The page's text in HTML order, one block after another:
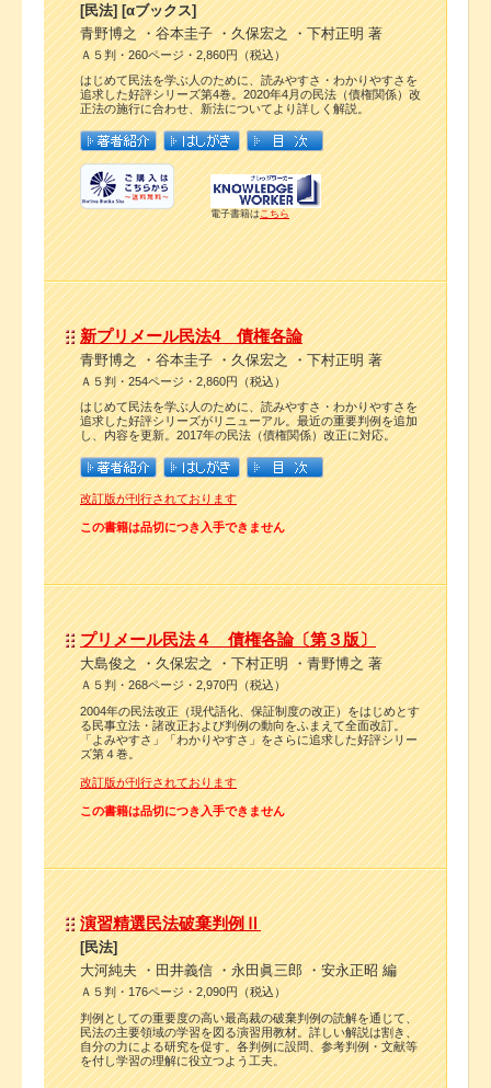
[民法] [αブックス]
青野博之 ・谷本圭子 ・久保宏之 ・下村正明 著
Ａ５判・260ページ・2,860円（税込）
はじめて民法を学ぶ人のために、読みやすさ・わかりやすさを
追求した好評シリーズ第4巻。2020年4月の民法（債権関係）改
正法の施行に合わせ、新法についてより詳しく解説。
電子書籍はこちら
新プリメール民法4 債権各論
青野博之 ・谷本圭子 ・久保宏之 ・下村正明 著
Ａ５判・254ページ・2,860円（税込）
はじめて民法を学ぶ人のために、読みやすさ・わかりやすさを
追求した好評シリーズがリニューアル。最近の重要判例を追加
し、内容を更新。2017年の民法（債権関係）改正に対応。
改訂版が刊行されております
この書籍は品切につき入手できません
プリメール民法４ 債権各論〔第３版〕
大島俊之 ・久保宏之 ・下村正明 ・青野博之 著
Ａ５判・268ページ・2,970円（税込）
2004年の民法改正（現代語化、保証制度の改正）をはじめとす
る民事立法・諸改正および判例の動向をふまえて全面改訂。
「よみやすさ」「わかりやすさ」をさらに追求した好評シリー
ズ第４巻。
改訂版が刊行されております
この書籍は品切につき入手できません
演習精選民法破棄判例Ⅱ
[民法]
大河純夫 ・田井義信 ・永田眞三郎 ・安永正昭 編
Ａ５判・176ページ・2,090円（税込）
判例としての重要度の高い最高裁の破棄判例の読解を通じて、
民法の主要領域の学習を図る演習用教材。詳しい解説は割き、
自分の力による研究を促す。各判例に設問、参考判例・文献等
を付し学習の理解に役立つよう工夫。